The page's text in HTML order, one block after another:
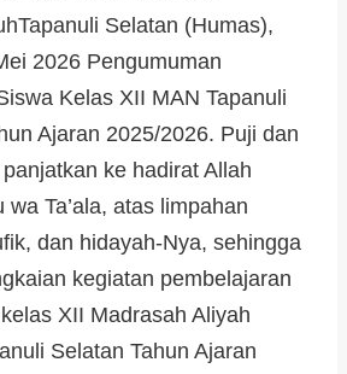
Selatan (Humas),
2026 Pengumuman
Kelas XII MAN Tapanuli
Ajaran 2025/2026. Puji dan
ke hadirat Allah
wa Ta’ala, atas limpahan
dan hidayah-Nya, sehingga
kegiatan pembelajaran
XII Madrasah Aliyah
Selatan Tahun Ajaran